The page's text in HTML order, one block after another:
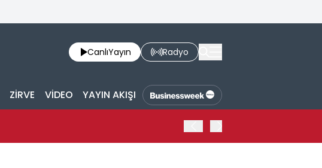
CanlıYayın Radyo
ZİRVE VİDEO YAYIN AKIŞI